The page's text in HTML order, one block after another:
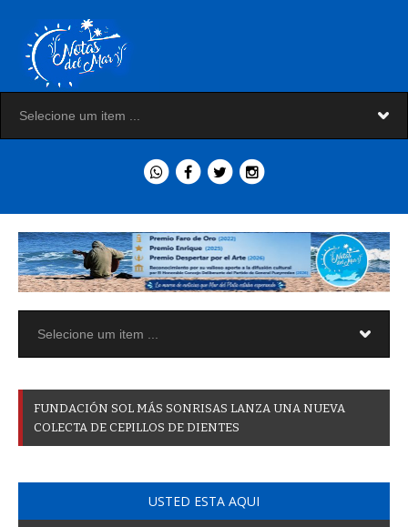
FUNDACIÓN SOL MÁS SONRISAS LANZA UNA NUEVA
COLECTA DE CEPILLOS DE DIENTES
USTED ESTA AQUI